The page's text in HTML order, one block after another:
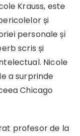
Krauss, este
și
personale și
scris și
Nicole
a surprinde
Chicago
profesor de la